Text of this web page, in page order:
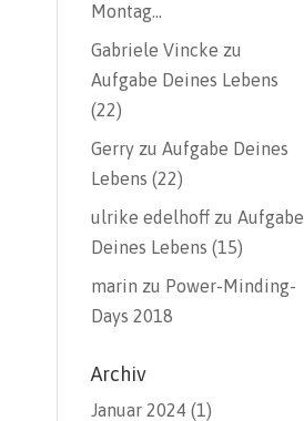
Montag…
Gabriele Vincke zu
Aufgabe Deines Lebens
(22)
Gerry zuAufgabe Deines
Lebens (22)
ulrike edelhoff zuAufgabe
Deines Lebens (15)
marin zu Power-Minding-
Days 2018
Archiv
Januar 2024 (1)